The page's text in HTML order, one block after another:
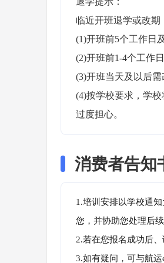
临近开班退学或改期
(1)开班前5个工作日
(2)开班前1-4个工作
(3)开班当天及以后需
(4)按学校要求，学
过度担心。
消费者告知
1.培训安排以学校通
您，并协助您处理后
2.若在您报名成功后
3.如有疑问，可与航